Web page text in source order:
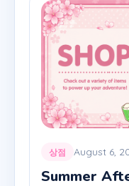
상점 August 6,
Summer